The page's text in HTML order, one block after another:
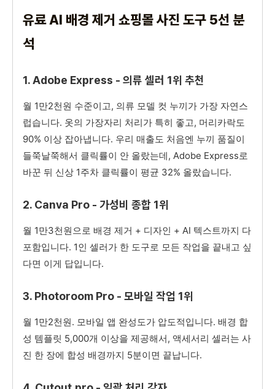
유료 AI 배경 제거 쇼핑몰 사진 도구 5선 분
석
1. Adobe Express - 의류 셀러 1위 추천
월 1만2천원 수준이고, 의류 모델 컷 누끼가 가장 자연스
럽습니다. 옷의 가장자리 처리가 특히 좋고, 머리카락도
90% 이상 잡아냅니다. 우리 매출도 처음엔 누끼 품질이
들쭉날쭉해서 클릭률이 안 올랐는데, Adobe Express로
바꾼 뒤 신상 1주차 클릭률이 평균 32% 올랐습니다.
2. Canva Pro - 가성비 종합 1위
월 1만3천원으로 배경 제거 + 디자인 + AI 텍스트까지 다
포함입니다. 1인 셀러가 한 도구로 모든 작업을 끝내고 싶
다면 이게 답입니다.
3. Photoroom Pro - 모바일 작업 1위
월 1만2천원. 모바일 앱 완성도가 압도적입니다. 배경 합
성 템플릿 5,000개 이상을 제공해서, 액세서리 셀러는 사
진 한 장에 합성 배경까지 5분이면 끝납니다.